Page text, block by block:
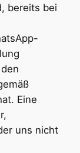
bereits bei
Eine
uns nicht